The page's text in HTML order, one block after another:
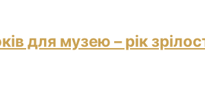
для музею – рік